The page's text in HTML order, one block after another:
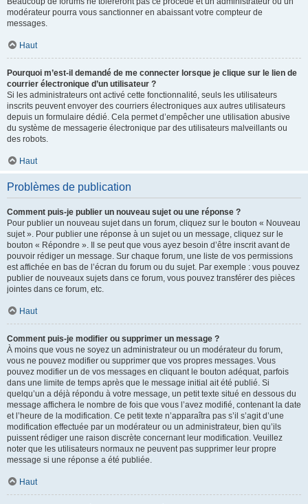
modérateur pourra vous sanctionner en abaissant votre compteur de
messages.
Haut
Pourquoi m’est-il demandé de me connecter lorsque je clique sur le lien de
courrier électronique d’un utilisateur ?
Si les administrateurs ont activé cette fonctionnalité, seuls les utilisateurs
inscrits peuvent envoyer des courriers électroniques aux autres utilisateurs
depuis un formulaire dédié. Cela permet d’empêcher une utilisation abusive
du système de messagerie électronique par des utilisateurs malveillants ou
des robots.
Haut
Problèmes de publication
Comment puis-je publier un nouveau sujet ou une réponse ?
Pour publier un nouveau sujet dans un forum, cliquez sur le bouton « Nouveau
sujet ». Pour publier une réponse à un sujet ou un message, cliquez sur le
bouton « Répondre ». Il se peut que vous ayez besoin d’être inscrit avant de
pouvoir rédiger un message. Sur chaque forum, une liste de vos permissions
est affichée en bas de l’écran du forum ou du sujet. Par exemple : vous pouvez
publier de nouveaux sujets dans ce forum, vous pouvez transférer des pièces
jointes dans ce forum, etc.
Haut
Comment puis-je modifier ou supprimer un message ?
À moins que vous ne soyez un administrateur ou un modérateur du forum,
vous ne pouvez modifier ou supprimer que vos propres messages. Vous
pouvez modifier un de vos messages en cliquant le bouton adéquat, parfois
dans une limite de temps après que le message initial ait été publié. Si
quelqu’un a déjà répondu à votre message, un petit texte situé en dessous du
message affichera le nombre de fois que vous l’avez modifié, contenant la date
et l’heure de la modification. Ce petit texte n’apparaîtra pas s’il s’agit d’une
modification effectuée par un modérateur ou un administrateur, bien qu’ils
puissent rédiger une raison discrète concernant leur modification. Veuillez
noter que les utilisateurs normaux ne peuvent pas supprimer leur propre
message si une réponse a été publiée.
Haut